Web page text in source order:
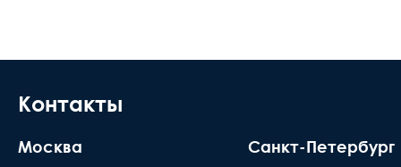
Размер кабель канала
Полировка оптического волокна
Направление канала передачи
места доставки товара. Обращаем
происходит силами заказчика
Контакты
Москва
Санкт-Петербург